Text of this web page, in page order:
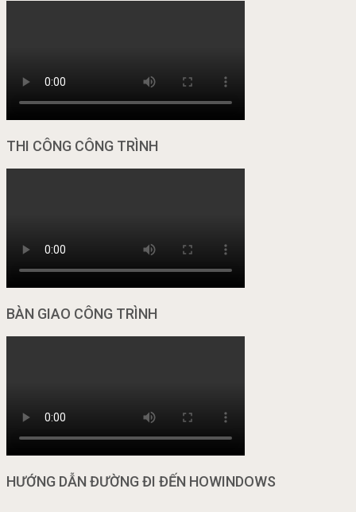
THI CÔNG CÔNG TRÌNH
BÀN GIAO CÔNG TRÌNH
HƯỚNG DẪN ĐƯỜNG ĐI ĐẾN HOWINDOWS